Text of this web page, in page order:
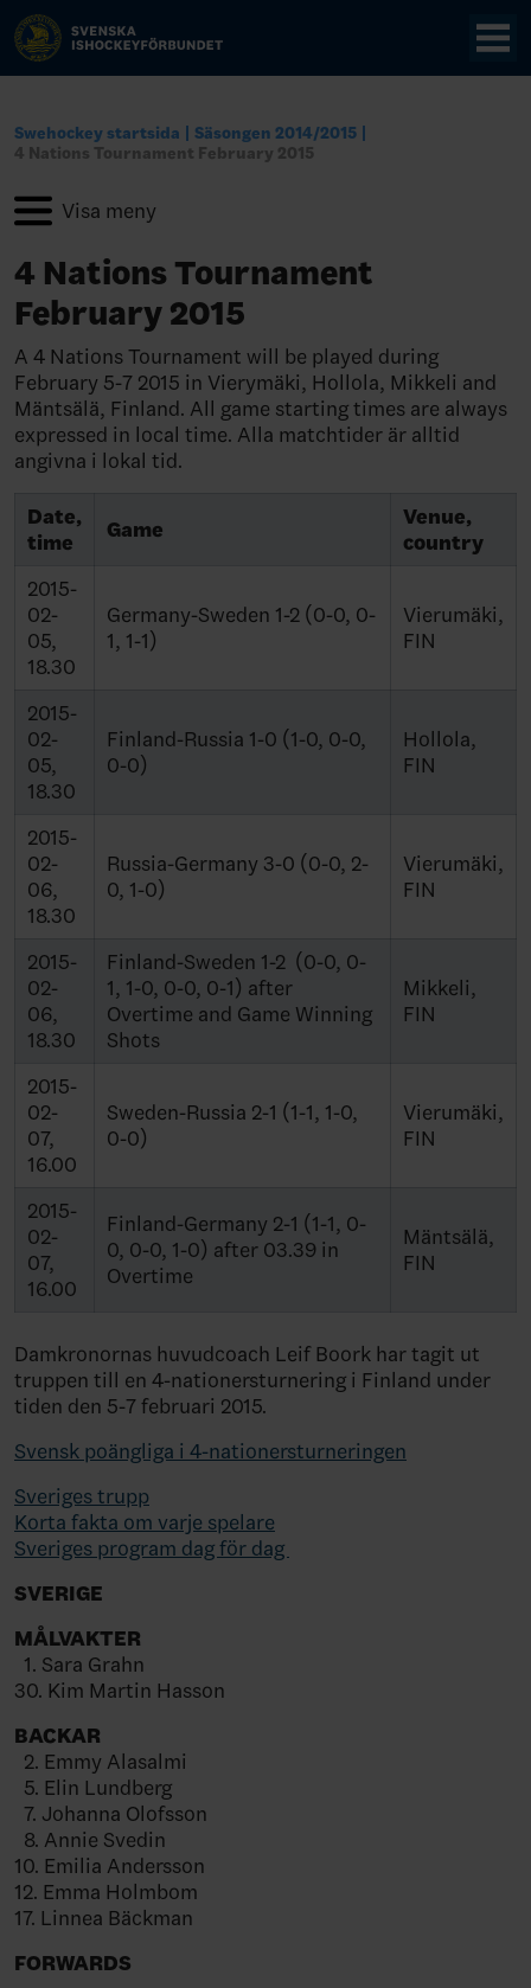
Swehockey startsida
Säsongen 2014/2015
4 Nations Tournament February 2015
4 Nations Tournament
February 2015
A 4 Nations Tournament will be played during
February 5-7 2015 in Vierymäki, Hollola, Mikkeli and
Mäntsälä, Finland. All game starting times are always
expressed in local time. Alla matchtider är alltid
angivna i lokal tid.
Date,
time
Game
Venue,
country
2015-
02-
05,
18.30
Germany-Sweden 1-2 (0-0, 0-
1, 1-1)
Vierumäki,
FIN
2015-
02-
05,
18.30
Finland-Russia 1-0 (1-0, 0-0,
0-0)
Hollola,
FIN
2015-
02-
06,
18.30
Russia-Germany 3-0 (0-0, 2-
0, 1-0)
Vierumäki,
FIN
2015-
02-
06,
18.30
Finland-Sweden 1-2 (0-0, 0-
1, 1-0, 0-0, 0-1) after
Overtime and Game Winning
Shots
Mikkeli,
FIN
2015-
02-
07,
16.00
Sweden-Russia 2-1 (1-1, 1-0,
0-0)
Vierumäki,
FIN
2015-
02-
07,
16.00
Finland-Germany 2-1 (1-1, 0-
0, 0-0, 1-0) after 03.39 in
Overtime
Mäntsälä,
FIN
Damkronornas huvudcoach Leif Boork har tagit ut
truppen till en 4-nationersturnering i Finland under
tiden den 5-7 februari 2015.
Svensk poängliga i 4-nationersturneringen
Sveriges trupp
Korta fakta om varje spelare
Sveriges program dag för dag
SVERIGE
MÅLVAKTER
1. Sara Grahn
30. Kim Martin Hasson
BACKAR
2. Emmy Alasalmi
5. Elin Lundberg
7. Johanna Olofsson
8. Annie Svedin
10. Emilia Andersson
12. Emma Holmbom
17. Linnea Bäckman
FORWARDS